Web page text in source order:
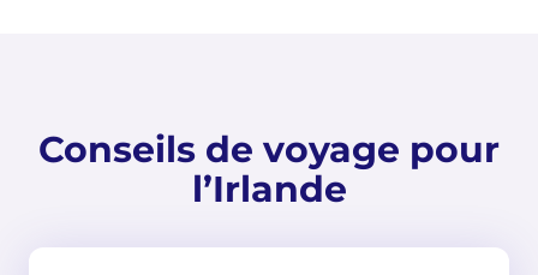
Conseils de voyage pour
l’Irlande